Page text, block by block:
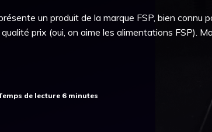
un produit de la marque FSP, bien
prix (oui, on aime les alimentations FSP).